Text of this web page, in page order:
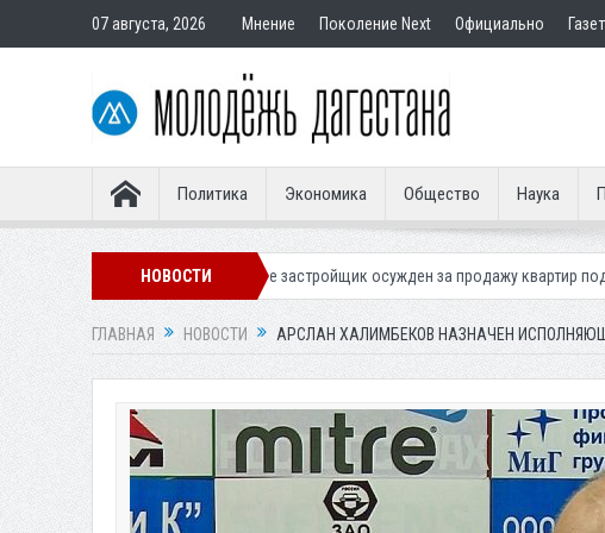
07 августа, 2026 Мнение Поколение Next Официально
Политика Экономика Общество Наука
НОВОСТИ
В Дербенте застройщик осужден за продажу квартир подставным
ГЛАВНАЯ НОВОСТИ АРСЛАН ХАЛИМБЕКОВ НАЗНАЧЕН